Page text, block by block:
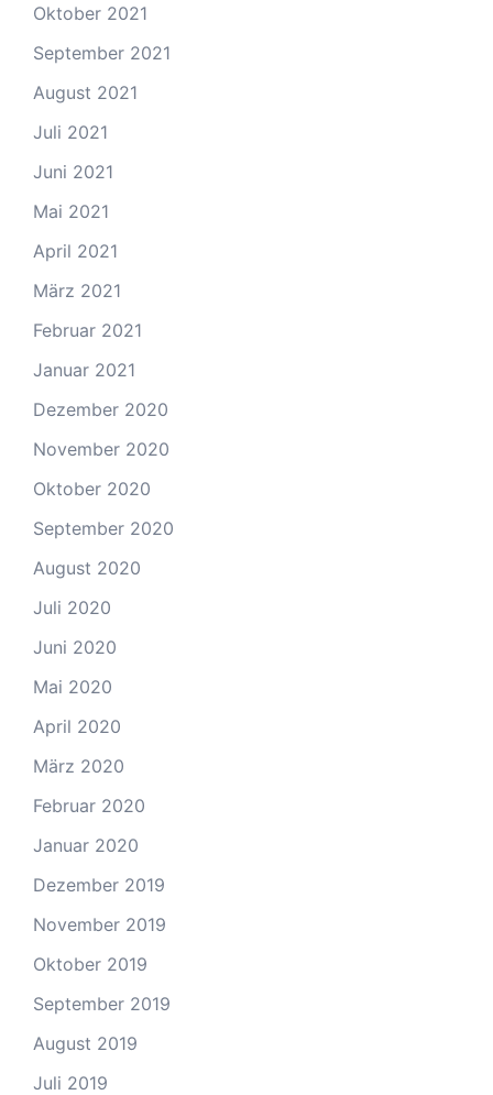
Oktober 2021
September 2021
August 2021
Juli 2021
Juni 2021
Mai 2021
April 2021
März 2021
Februar 2021
Januar 2021
Dezember 2020
November 2020
Oktober 2020
September 2020
August 2020
Juli 2020
Juni 2020
Mai 2020
April 2020
März 2020
Februar 2020
Januar 2020
Dezember 2019
November 2019
Oktober 2019
September 2019
August 2019
Juli 2019